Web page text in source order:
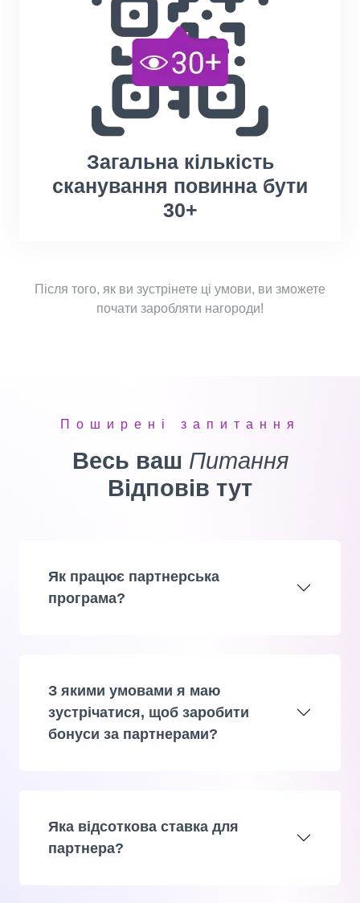
Загальна кількість
сканування повинна бути
30+
Після того, як ви зустрінете ці умови, ви зможете
почати заробляти нагороди!
Поширені запитання
Весь ваш Питання
Відповів тут
Як працює партнерська
програма?
З якими умовами я маю
зустрічатися, щоб заробити
бонуси за партнерами?
Яка відсоткова ставка для
партнера?